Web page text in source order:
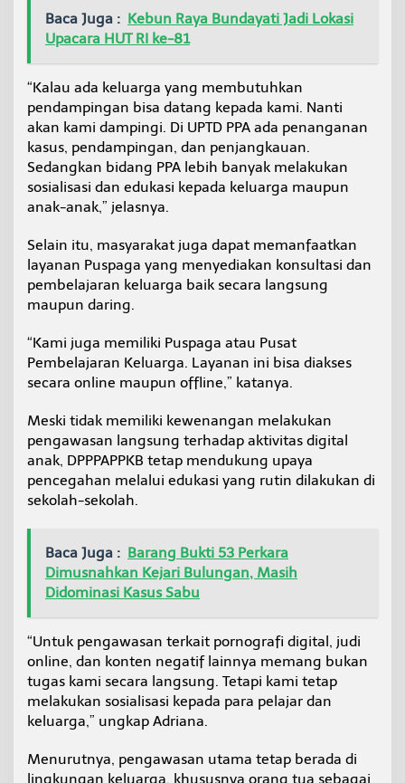
Baca Juga : Kebun Raya Bundayati Jadi Lokasi
Upacara HUT RI ke-81
“Kalau ada keluarga yang membutuhkan
pendampingan bisa datang kepada kami. Nanti
akan kami dampingi. Di UPTD PPA ada penanganan
kasus, pendampingan, dan penjangkauan.
Sedangkan bidang PPA lebih banyak melakukan
sosialisasi dan edukasi kepada keluarga maupun
anak-anak,” jelasnya.
Selain itu, masyarakat juga dapat memanfaatkan
layanan Puspaga yang menyediakan konsultasi dan
pembelajaran keluarga baik secara langsung
maupun daring.
“Kami juga memiliki Puspaga atau Pusat
Pembelajaran Keluarga. Layanan ini bisa diakses
secara online maupun offline,” katanya.
Meski tidak memiliki kewenangan melakukan
pengawasan langsung terhadap aktivitas digital
anak, DPPPAPPKB tetap mendukung upaya
pencegahan melalui edukasi yang rutin dilakukan di
sekolah-sekolah.
Baca Juga : Barang Bukti 53 Perkara
Dimusnahkan Kejari Bulungan, Masih
Didominasi Kasus Sabu
“Untuk pengawasan terkait pornografi digital, judi
online, dan konten negatif lainnya memang bukan
tugas kami secara langsung. Tetapi kami tetap
melakukan sosialisasi kepada para pelajar dan
keluarga,” ungkap Adriana.
Menurutnya, pengawasan utama tetap berada di
lingkungan keluarga, khususnya orang tua sebagai